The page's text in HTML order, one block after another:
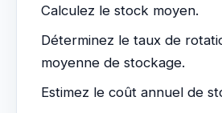
Calculez le stock moyen.
Déterminez le taux de
moyenne de stockage.
Estimez le coût annuel de